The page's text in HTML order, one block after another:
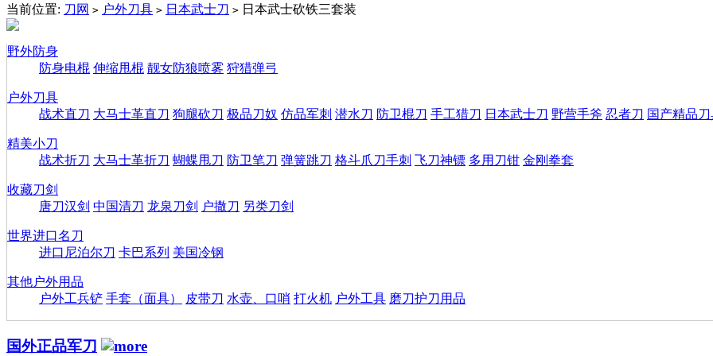
当前位置: 刀网 > 户外刀具 > 日本武士刀 > 日本武士砍铁三套装
野外防身
防身电棍 伸缩甩棍 靓女防狼喷雾 狩猎弹弓
户外刀具
战术直刀 大马士革直刀 狗腿砍刀 极品刀奴 仿品军刺 潜水刀 防卫棍刀 手工猎刀 日本武士刀 野营手斧 忍者刀 国产精品
精美小刀
战术折刀 大马士革折刀 蝴蝶甩刀 防卫笔刀 弹簧跳刀 格斗爪刀手刺 飞刀神镖 多用刀钳 金刚拳套
收藏刀剑
唐刀汉剑 中国清刀 龙泉刀剑 户撒刀 另类刀剑
世界进口名刀
进口尼泊尔刀 卡巴系列 美国冷钢
其他户外用品
户外工兵铲 手套（面具） 皮带刀 水壶、口哨 打火机 户外工具 磨刀护刀用品
国外正品军刀